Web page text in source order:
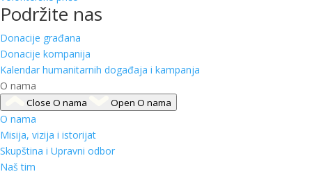
Podržite nas
Donacije građana
Donacije kompanija
Kalendar humanitarnih događaja i kampanja
O nama
Close O nama Open O nama
O nama
Misija, vizija i istorijat
Skupština i Upravni odbor
Naš tim